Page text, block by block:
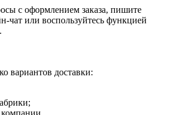
с оформлением заказа, пишите
чат или воспользуйтесь функцией
вариантов доставки: